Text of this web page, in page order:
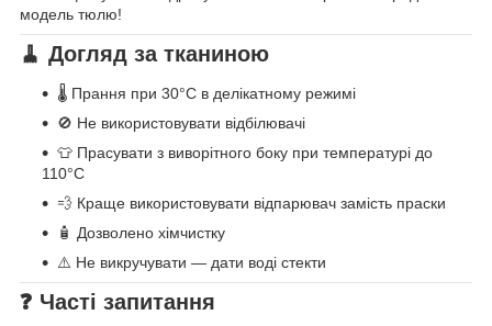
модель тюлю!
🧹 Догляд за тканиною
🌡️ Прання при 30°C в делікатному режимі
🚫 Не використовувати відбілювачі
👕 Прасувати з виворітного боку при температурі до
110°C
💨 Краще використовувати відпарювач замість праски
🧴 Дозволено хімчистку
⚠️ Не викручувати — дати воді стекти
❓ Часті запитання